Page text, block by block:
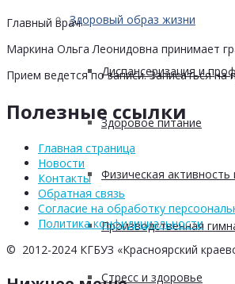
Здоровый образ жизни
Диспансеризация и
Здоровое питание
Физическая активность
Производственная
Стресс и здоровье
Главный врач
Маркина Ольга Леонидовна принимает
Прием ведется по записи. Записаться
Полезные ссылки
Главная страница
Новости
Контакты
Обратная связь
Согласие на обработку
Политика конфидициальности
© 2012-2024 КГБУЗ «Красноярский